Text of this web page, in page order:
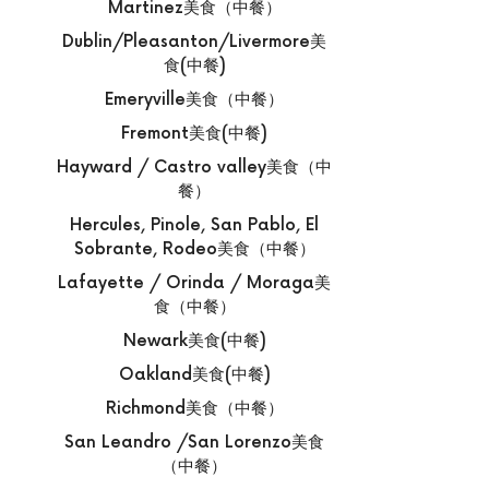
Martinez美食（中餐）
Dublin/Pleasanton/Livermore美
食(中餐)
Emeryville美食（中餐）
Fremont美食(中餐)
Hayward / Castro valley美食（中
餐）
Hercules, Pinole, San Pablo, El
Sobrante, Rodeo美食（中餐）
Lafayette / Orinda / Moraga美
食（中餐）
Newark美食(中餐)
Oakland美食(中餐)
Richmond美食（中餐）
San Leandro /San Lorenzo美食
（中餐）